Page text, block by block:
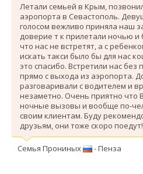
Летали семьей в Крым,
аэропорта в Севастополь.
голосом вежливо приняла наш
доверие т к прилетали ночью
что нас не встретят, а с
искать такси было бы для нас
это спасибо. Вcтретили нас
прямо с выхода из аэропорта.
разговаривали с водителем и
незаметно. Очень приятно что
ночные вызовы и вообще по-
своим клиентам. Буду
друзьям, они тоже скоро поедут!
Семья Прониных - Пенза